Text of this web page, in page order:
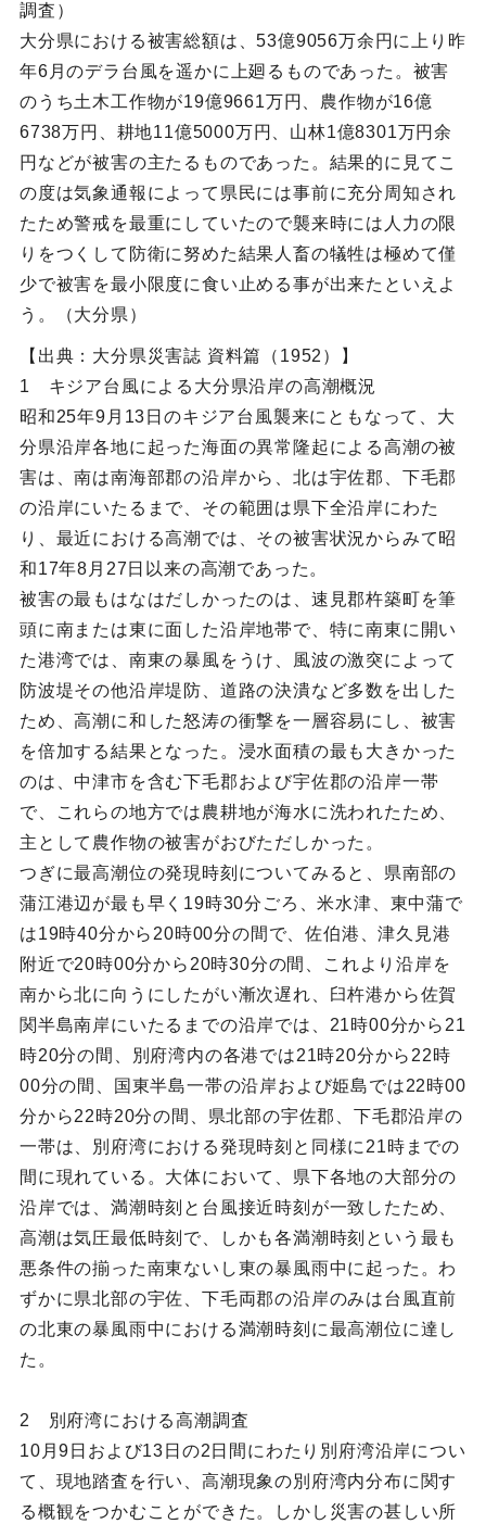
調査）
大分県における被害総額は、53億9056万余円に上り昨
年6月のデラ台風を遥かに上廻るものであった。被害
のうち土木工作物が19億9661万円、農作物が16億
6738万円、耕地11億5000万円、山林1億8301万円余
円などが被害の主たるものであった。結果的に見てこ
の度は気象通報によって県民には事前に充分周知され
たため警戒を最重にしていたので襲来時には人力の限
りをつくして防衛に努めた結果人畜の犠牲は極めて僅
少で被害を最小限度に食い止める事が出来たといえよ
う。（大分県）
【出典：大分県災害誌 資料篇（1952）】
1 キジア台風による大分県沿岸の高潮概況
昭和25年9月13日のキジア台風襲来にともなって、大
分県沿岸各地に起った海面の異常隆起による高潮の被
害は、南は南海部郡の沿岸から、北は宇佐郡、下毛郡
の沿岸にいたるまで、その範囲は県下全沿岸にわた
り、最近における高潮では、その被害状況からみて昭
和17年8月27日以来の高潮であった。
被害の最もはなはだしかったのは、速見郡杵築町を筆
頭に南または東に面した沿岸地帯で、特に南東に開い
た港湾では、南東の暴風をうけ、風波の激突によって
防波堤その他沿岸堤防、道路の決潰など多数を出した
ため、高潮に和した怒涛の衝撃を一層容易にし、被害
を倍加する結果となった。浸水面積の最も大きかった
のは、中津市を含む下毛郡および宇佐郡の沿岸一帯
で、これらの地方では農耕地が海水に洗われたため、
主として農作物の被害がおびただしかった。
つぎに最高潮位の発現時刻についてみると、県南部の
蒲江港辺が最も早く19時30分ごろ、米水津、東中蒲で
は19時40分から20時00分の間で、佐伯港、津久見港
附近で20時00分から20時30分の間、これより沿岸を
南から北に向うにしたがい漸次遅れ、臼杵港から佐賀
関半島南岸にいたるまでの沿岸では、21時00分から21
時20分の間、別府湾内の各港では21時20分から22時
00分の間、国東半島一帯の沿岸および姫島では22時00
分から22時20分の間、県北部の宇佐郡、下毛郡沿岸の
一帯は、別府湾における発現時刻と同様に21時までの
間に現れている。大体において、県下各地の大部分の
沿岸では、満潮時刻と台風接近時刻が一致したため、
高潮は気圧最低時刻で、しかも各満潮時刻という最も
悪条件の揃った南東ないし東の暴風雨中に起った。わ
ずかに県北部の宇佐、下毛両郡の沿岸のみは台風直前
の北東の暴風雨中における満潮時刻に最高潮位に達し
た。
2 別府湾における高潮調査
10月9日および13日の2日間にわたり別府湾沿岸につい
て、現地踏査を行い、高潮現象の別府湾内分布に関す
る概観をつかむことができた。しかし災害の甚しい所